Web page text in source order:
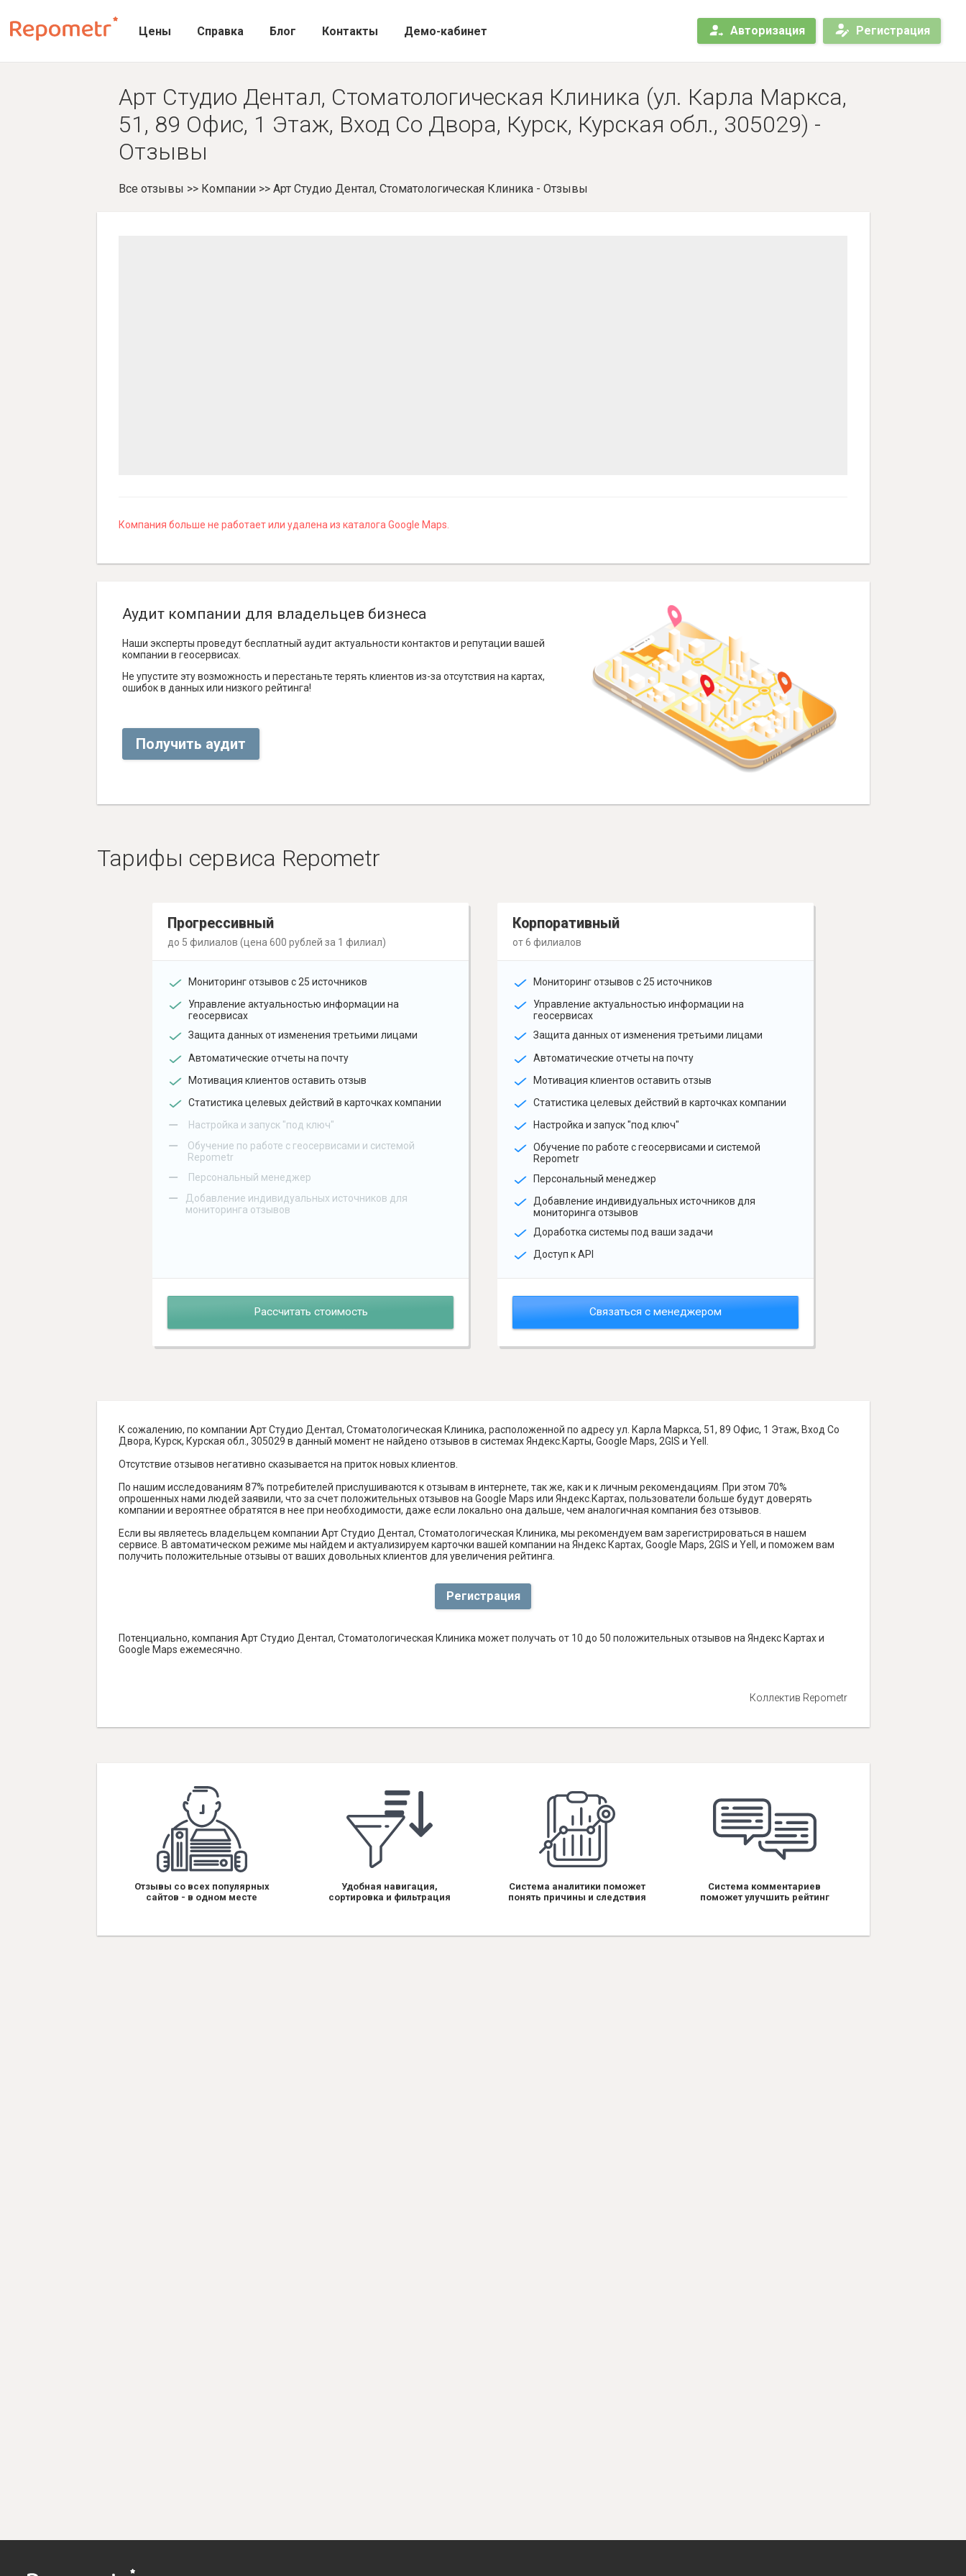
Цены Справка Блог Контакты Демо-кабинет Авторизация Регистрация
Арт Студио Дентал, Стоматологическая Клиника (ул. Карла Маркса,
51, 89 Офис, 1 Этаж, Вход Со Двора, Курск, Курская обл., 305029) -
Отзывы
Все отзывы >> Компании>> Арт Студио Дентал, Стоматологическая Клиника - Отзывы
Компания больше не работает или удалена из каталога Google Maps.
Аудит компании для владельцев бизнеса
Наши эксперты проведут бесплатный аудит актуальности контактов и репутации вашей
компании в геосервисах.
Не упустите эту возможность и перестаньте терять клиентов из-за отсутствия на картах,
ошибок в данных или низкого рейтинга!
Получить аудит
Тарифы сервиса Repometr
Прогрессивный
до 5 филиалов (цена 600 рублей за 1 филиал)
Мониторинг отзывов с 25 источников
Управление актуальностью информации на
геосервисах
Защита данных от изменения третьими лицами
Автоматические отчеты на почту
Мотивация клиентов оставить отзыв
Статистика целевых действий в карточках компании
– Настройка и запуск "под ключ"
–
Обучение по работе с геосервисами и системой
Repometr
– Персональный менеджер
–
Добавление индивидуальных источников для
мониторинга отзывов
Рассчитать стоимость
Корпоративный
от 6 филиалов
Мониторинг отзывов с 25 источников
Управление актуальностью информации на
геосервисах
Защита данных от изменения третьими лицами
Автоматические отчеты на почту
Мотивация клиентов оставить отзыв
Статистика целевых действий в карточках компании
Настройка и запуск "под ключ"
Обучение по работе с геосервисами и системой
Repometr
Персональный менеджер
Добавление индивидуальных источников для
мониторинга отзывов
Доработка системы под ваши задачи
Доступ к API
Связаться с менеджером
К сожалению, по компании Арт Студио Дентал, Стоматологическая Клиника, расположенной по адресу ул. Карла Маркса, 51, 89 Офис, 1 Этаж, Вход Со
Двора, Курск, Курская обл., 305029 в данный момент не найдено отзывов в системах Яндекс.Карты, Google Maps, 2GIS и Yell.
Отсутствие отзывов негативно сказывается на приток новых клиентов.
По нашим исследованиям 87% потребителей прислушиваются к отзывам в интернете, так же, как и к личным рекомендациям. При этом 70%
опрошенных нами людей заявили, что за счет положительных отзывов на Google Maps или Яндекс.Картах, пользователи больше будут доверять
компании и вероятнее обратятся в нее при необходимости, даже если локально она дальше, чем аналогичная компания без отзывов.
Если вы являетесь владельцем компании Арт Студио Дентал, Стоматологическая Клиника, мы рекомендуем вам зарегистрироваться в нашем
сервисе. В автоматическом режиме мы найдем и актуализируем карточки вашей компании на Яндекс Картах, Google Maps, 2GIS и Yell, и поможем вам
получить положительные отзывы от ваших довольных клиентов для увеличения рейтинга.
Регистрация
Потенциально, компания Арт Студио Дентал, Стоматологическая Клиника может получать от 10 до 50 положительных отзывов на Яндекс Картах и
Google Maps ежемесячно.
Коллектив Repometr
Отзывы со всех популярных
сайтов - в одном месте
Удобная навигация,
сортировка и фильтрация
Система аналитики поможет
понять причины и следствия
Система комментариев
поможет улучшить рейтинг